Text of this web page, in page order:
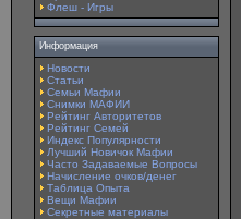
Флеш - Игры
Информация
Новости
Статьи
Семьи Мафии
Снимки МАФИИ
Рейтинг Авторитетов
Рейтинг Семей
Индекс Популярности
Лучший Новичок Мафии
Часто Задаваемые Вопросы
Начисление очков/денег
Таблица Опыта
Вещи Мафии
Секретные материалы